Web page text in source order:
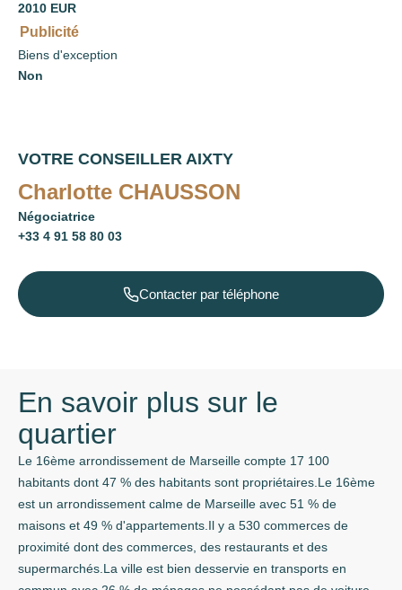
2010 EUR
Publicité
Biens d'exception
Non
VOTRE CONSEILLER AIXTY
Charlotte CHAUSSON
Négociatrice
+33 4 91 58 80 03
Contacter par téléphone
En savoir plus sur le
quartier
Le 16ème arrondissement de Marseille compte 17 100
habitants dont 47 % des habitants sont propriétaires.Le 16ème
est un arrondissement calme de Marseille avec 51 % de
maisons et 49 % d'appartements.Il y a 530 commerces de
proximité dont des commerces, des restaurants et des
supermarchés.La ville est bien desservie en transports en